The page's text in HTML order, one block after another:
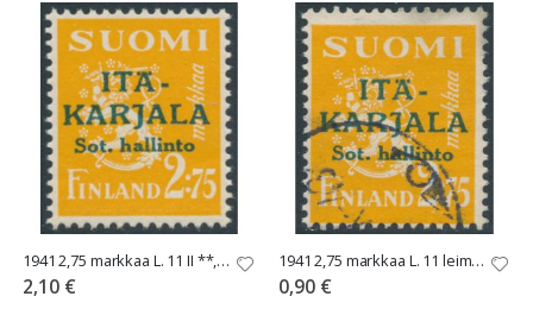
1941 2,75 markkaa L. 11 II **, vajaa A
2,10 €
1941 2,75 markkaa L. 11 leimattu
0,90 €